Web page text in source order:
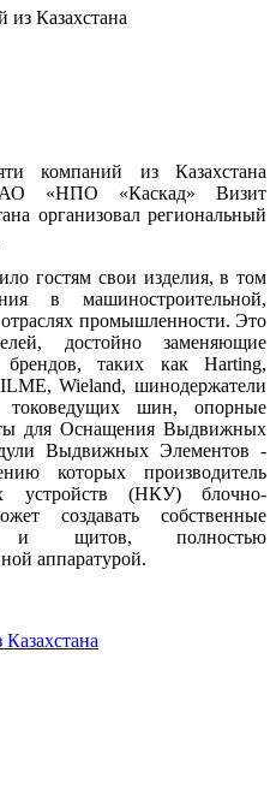
из Казахстана
компаний из Казахстана
АО «НПО «Каскад» Визит
организовал региональный
гостям свои изделия, в том
в машиностроительной,
промышленности. Это
достойно заменяющие
таких как Harting,
Wieland, шинодержатели
шин, опорные
для Оснащения Выдвижных
Выдвижных Элементов -
которых производитель
устройств (НКУ) блочно-
создавать собственные
и щитов, полностью
аппаратурой.